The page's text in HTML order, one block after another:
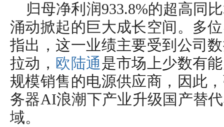
归母净利润933.8%的超高同
涌动掀起的巨大成长空间。多
指出，这一业绩主要受到公司
拉动， 欧陆通是市场上少数有
规模销售的电源供应商，因此
务器AI浪潮下产业升级国产替
域。